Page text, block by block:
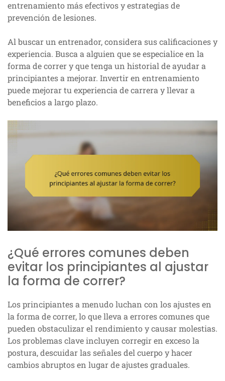
entrenamiento más efectivos y estrategias de
prevención de lesiones.
Al buscar un entrenador, considera sus calificaciones y
experiencia. Busca a alguien que se especialice en la
forma de correr y que tenga un historial de ayudar a
principiantes a mejorar. Invertir en entrenamiento
puede mejorar tu experiencia de carrera y llevar a
beneficios a largo plazo.
¿Qué errores comunes deben
evitar los principiantes al ajustar
la forma de correr?
Los principiantes a menudo luchan con los ajustes en
la forma de correr, lo que lleva a errores comunes que
pueden obstaculizar el rendimiento y causar molestias.
Los problemas clave incluyen corregir en exceso la
postura, descuidar las señales del cuerpo y hacer
cambios abruptos en lugar de ajustes graduales.